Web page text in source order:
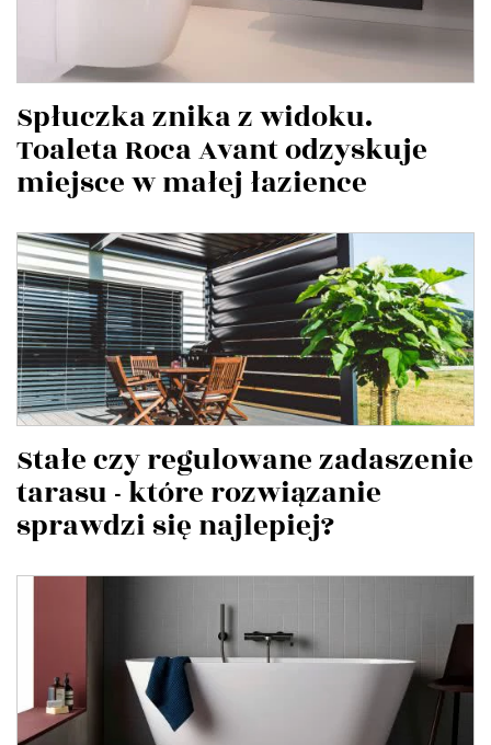
Spłuczka znika z widoku.
Toaleta Roca Avant odzyskuje
miejsce w małej łazience
Stałe czy regulowane zadaszenie
tarasu - które rozwiązanie
sprawdzi się najlepiej?